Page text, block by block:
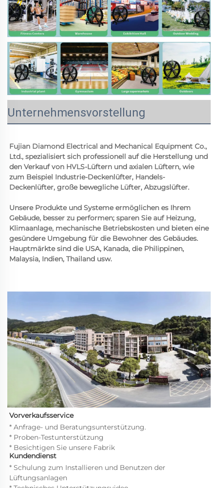
Unternehmensvorstellung
Fujian Diamond Electrical and Mechanical Equipment Co.,
Ltd., spezialisiert sich professionell auf die Herstellung und
den Verkauf von HVLS-Lüftern und axialen Lüftern, wie
zum Beispiel Industrie-Deckenlüfter, Handels-
Deckenlüfter, große bewegliche Lüfter, Abzugslüfter.
Unsere Produkte und Systeme ermöglichen es Ihrem
Gebäude, besser zu performen; sparen Sie auf Heizung,
Klimaanlage, mechanische Betriebskosten und bieten eine
gesündere Umgebung für die Bewohner des Gebäudes.
Hauptmärkte sind die USA, Kanada, die Philippinen,
Malaysia, Indien, Thailand usw.
Vorverkaufsservice
* Anfrage- und Beratungsunterstützung.
* Proben-Testunterstützung
* Besichtigen Sie unsere Fabrik
Kundendienst
* Schulung zum Installieren und Benutzen der
Lüftungsanlagen